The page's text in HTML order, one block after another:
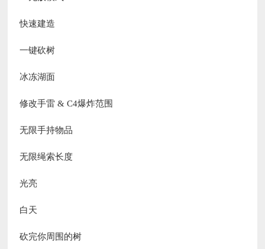
快速建造
一键砍树
冰冻湖面
修改手雷 & C4爆炸范围
无限手持物品
无限绳索长度
光亮
白天
砍完你周围的树